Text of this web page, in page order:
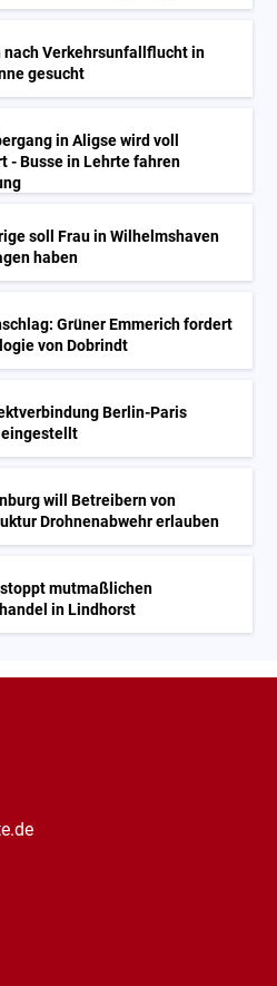
nach Verkehrsunfallflucht in
gesucht
in Aligse wird voll
- Busse in Lehrte fahren
soll Frau in Wilhelmshaven
haben
Grüner Emmerich fordert
von Dobrindt
Berlin-Paris
will Betreibern von
Drohnenabwehr erlauben
mutmaßlichen
in Lindhorst